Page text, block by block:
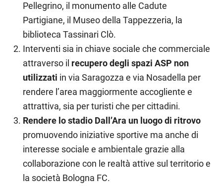
Pellegrino, il monumento alle Cadute
Partigiane, il Museo della Tappezzeria, la
biblioteca Tassinari Clò.
Interventi sia in chiave sociale che commerciale
attraverso il recupero degli spazi ASP non
utilizzati in via Saragozza e via Nosadella per
rendere l’area maggiormente accogliente e
attrattiva, sia per turisti che per cittadini.
Rendere lo stadio Dall’Ara un luogo di ritrovo
promuovendo iniziative sportive ma anche di
interesse sociale e ambientale grazie alla
collaborazione con le realtà attive sul territorio e
la società Bologna FC.